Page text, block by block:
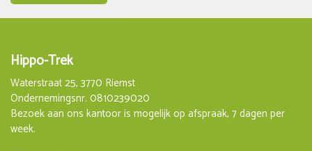
Hippo-Trek
Waterstraat 25, 3770 Riemst
Ondernemingsnr. 0810239020
Bezoek aan ons kantoor is mogelijk op afspraak, 7 dagen per
week.